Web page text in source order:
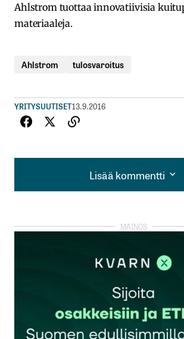
Ahlstrom tuottaa innovatiivisia
materiaaleja.
Ahlstrom tulosvaroitus
YRITYSUUTISET13.9.2016
Lisää kommentti
Lisää kommentti
rekisteröityä